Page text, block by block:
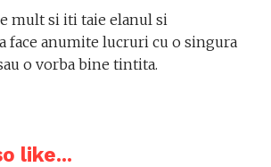
mult si iti taie elanul si
face anumite lucruri cu o singura
o vorba bine tintita.
like...